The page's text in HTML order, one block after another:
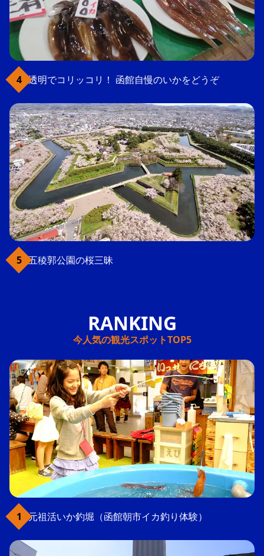
透明でコリッコリ！ 函館自慢のいかをどうぞ
五稜郭公園の桜三昧
今人気の観光スポットTOP5
元祖活いか釣堀（函館朝市イカ釣り体験）